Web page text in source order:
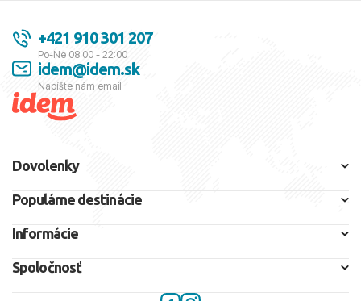
+421 910 301 207
Po-Ne 08:00 - 22:00
idem@idem.sk
Napíšte nám email
Dovolenky
Populárne destinácie
Informácie
Spoločnosť